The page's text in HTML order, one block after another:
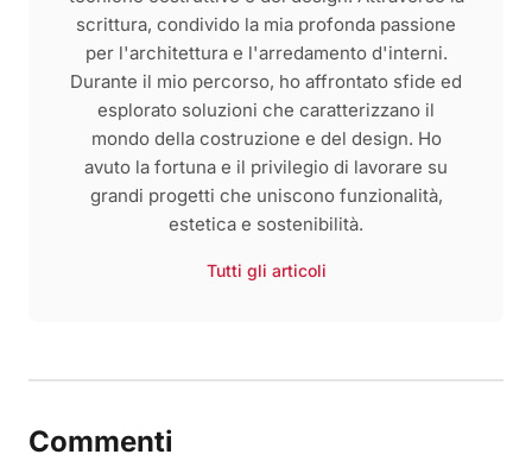
scrittura, condivido la mia profonda passione
per l'architettura e l'arredamento d'interni.
Durante il mio percorso, ho affrontato sfide ed
esplorato soluzioni che caratterizzano il
mondo della costruzione e del design. Ho
avuto la fortuna e il privilegio di lavorare su
grandi progetti che uniscono funzionalità,
estetica e sostenibilità.
Tutti gli articoli
Commenti